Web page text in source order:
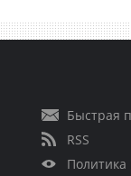
Быстрая
RSS